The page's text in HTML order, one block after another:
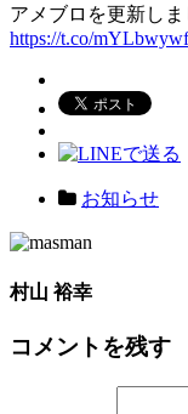
アメブロを更新し
https://t.co/
お知らせ
村山 裕幸
コメントを残す